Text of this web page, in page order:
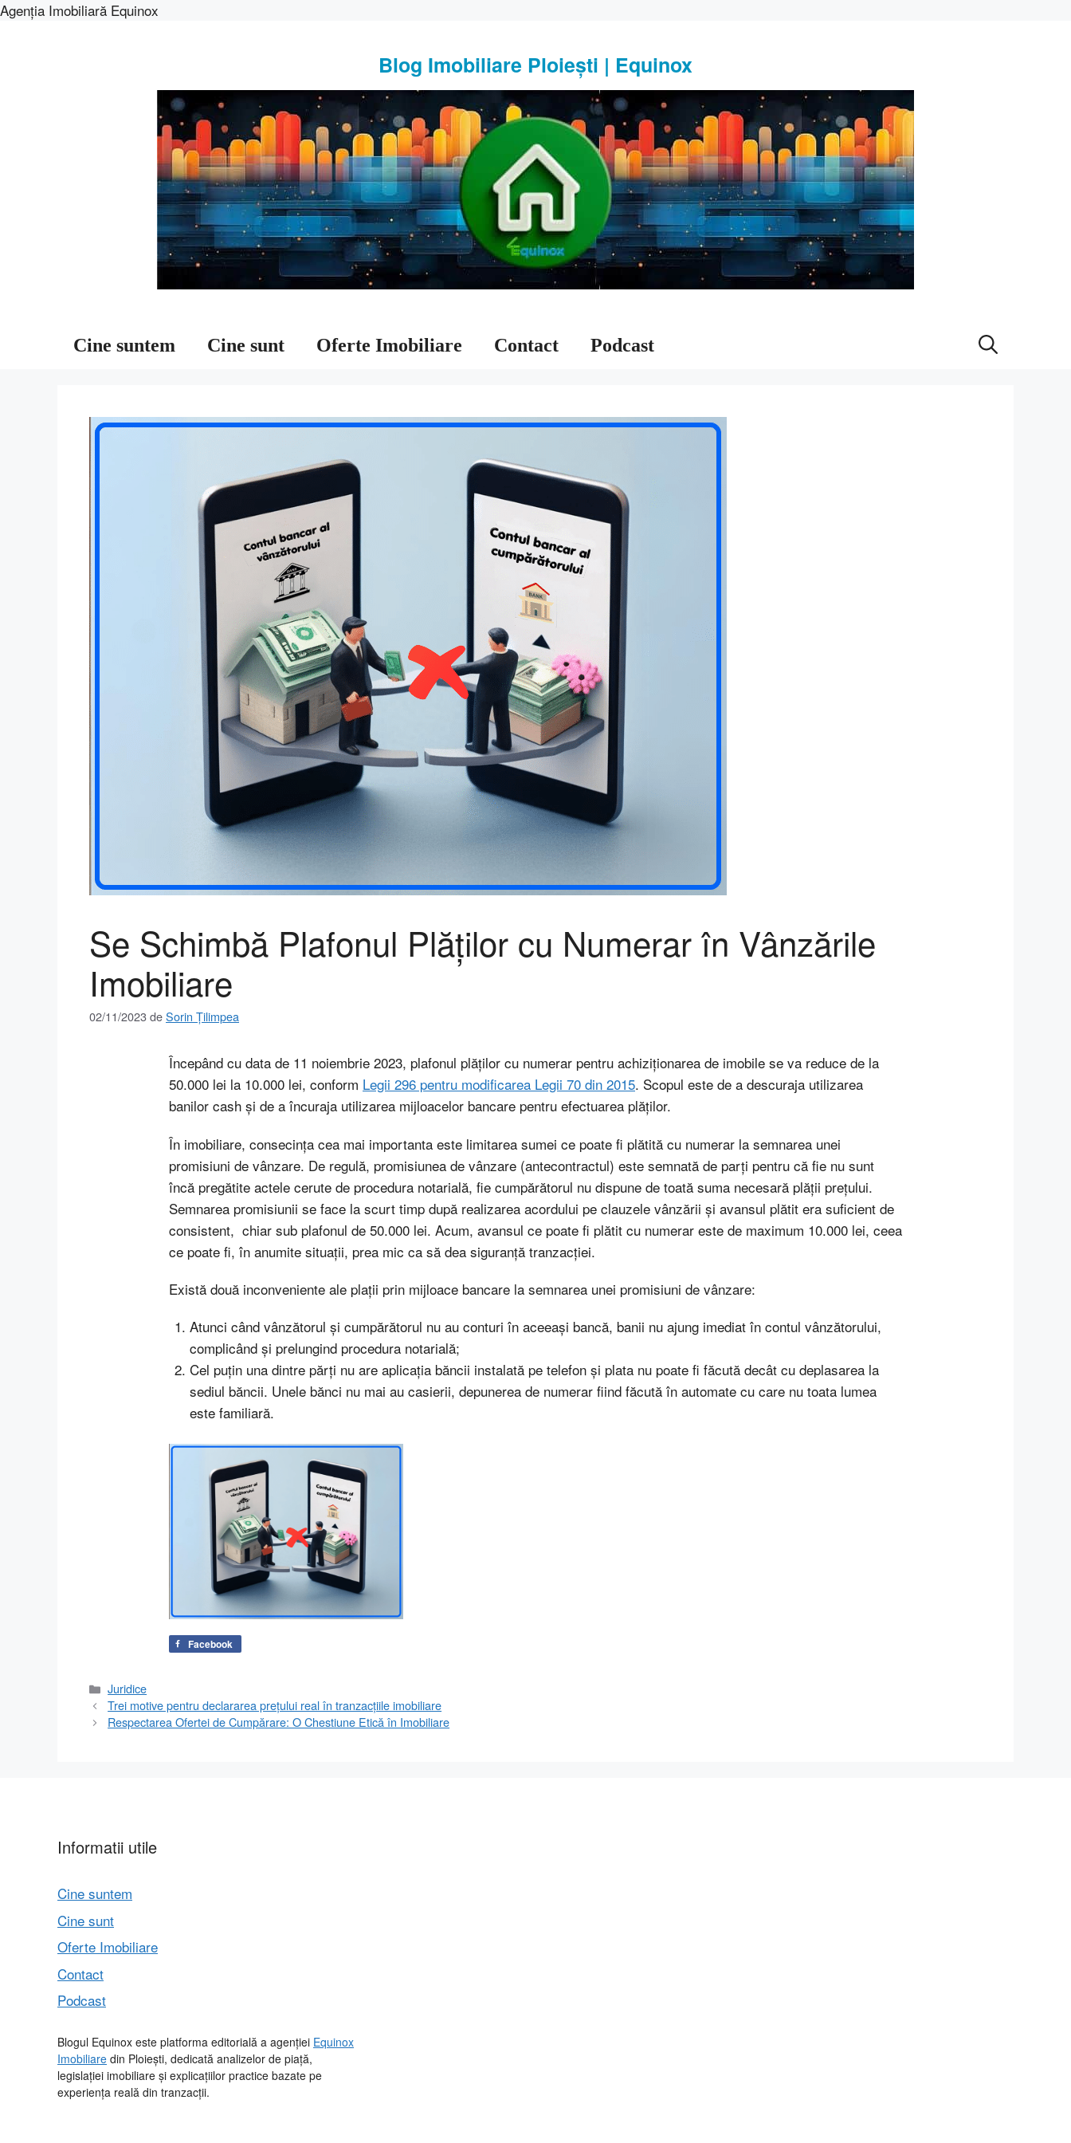
Agenția Imobiliară Equinox
Blog Imobiliare Ploiești | Equinox
Cine suntem Cine sunt Oferte Imobiliare Contact Podcast
Se Schimbă Plafonul Plăților cu Numerar în Vânzările
Imobiliare
02/11/2023deSorin Țilimpea
Începând cu data de 11 noiembrie 2023, plafonul plăților cu numerar pentru achiziționarea de imobile se va reduce de la
50.000 lei la 10.000 lei, conform Legii 296 pentru modificarea Legii 70 din 2015. Scopul este de a descuraja utilizarea
banilor cash și de a încuraja utilizarea mijloacelor bancare pentru efectuarea plăților.
În imobiliare, consecința cea mai importanta este limitarea sumei ce poate fi plătită cu numerar la semnarea unei
promisiuni de vânzare. De regulă, promisiunea de vânzare (antecontractul) este semnată de parți pentru că fie nu sunt
încă pregătite actele cerute de procedura notarială, fie cumpărătorul nu dispune de toată suma necesară plății prețului.
Semnarea promisiunii se face la scurt timp după realizarea acordului pe clauzele vânzării și avansul plătit era suficient de
consistent, chiar sub plafonul de 50.000 lei. Acum, avansul ce poate fi plătit cu numerar este de maximum 10.000 lei, ceea
ce poate fi, în anumite situații, prea mic ca să dea siguranță tranzacției.
Există două inconveniente ale plații prin mijloace bancare la semnarea unei promisiuni de vânzare:
Atunci când vânzătorul și cumpărătorul nu au conturi în aceeași bancă, banii nu ajung imediat în contul vânzătorului,
complicând și prelungind procedura notarială;
Cel puțin una dintre părți nu are aplicația băncii instalată pe telefon și plata nu poate fi făcută decât cu deplasarea la
sediul băncii. Unele bănci nu mai au casierii, depunerea de numerar fiind făcută în automate cu care nu toata lumea
este familiară.
Facebook
Categorii
Juridice
Trei motive pentru declararea prețului real în tranzacțiile imobiliare
Respectarea Ofertei de Cumpărare: O Chestiune Etică în Imobiliare
Informatii utile
Cine suntem
Cine sunt
Oferte Imobiliare
Contact
Podcast
Blogul Equinox este platforma editorială a agenției Equinox
Imobiliare din Ploiești, dedicată analizelor de piață,
legislației imobiliare și explicațiilor practice bazate pe
experiența reală din tranzacții.